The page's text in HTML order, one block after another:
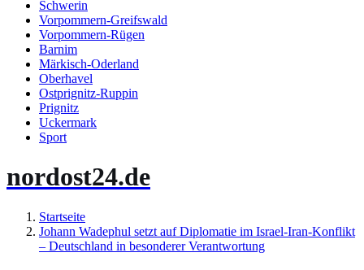
Schwerin
Vorpommern-Greifswald
Vorpommern-Rügen
Barnim
Märkisch-Oderland
Oberhavel
Ostprignitz-Ruppin
Prignitz
Uckermark
Sport
nordost24.de
Startseite
Johann Wadephul setzt auf Diplomatie im Israel-Iran-Konflikt
– Deutschland in besonderer Verantwortung